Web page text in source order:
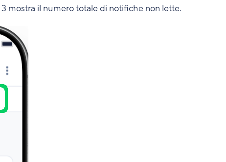
3 mostra il numero totale di notifiche non lette.